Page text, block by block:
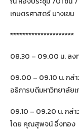
เกษตรศาสตร์ บางเขน
*********************
08.30 – 09.00 น. ลง
09.00 – 09.10 น. กล่
อธิการบดีมหาวิทยาลัย
09.10 – 09.20 น. กล่
โดย คุณสุพจน์ อึ่งทอง